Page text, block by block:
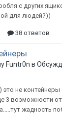
с других
для людей?))
38 ответов
Funtr0n в
не контейнеры
3 возможности
жадность